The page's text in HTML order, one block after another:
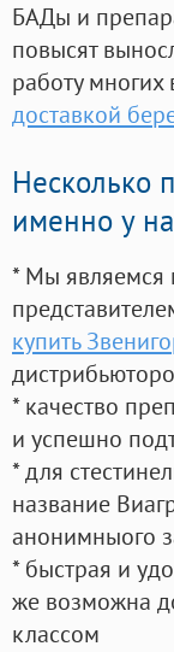
БАДы и
повысят
работу
доставкой
Несколько
именно у
* Мы являемся
купить
* качество
и успешно
* для
название
анонимныого
* быстрая и
же возможна
классом